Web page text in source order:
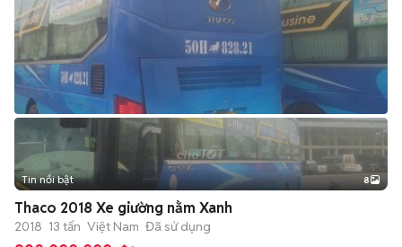
+2
Tin nổi bật 8
Thaco 2018 Xe giường nằm Xanh
2018 13 tấn Việt Nam Đã sử dụng